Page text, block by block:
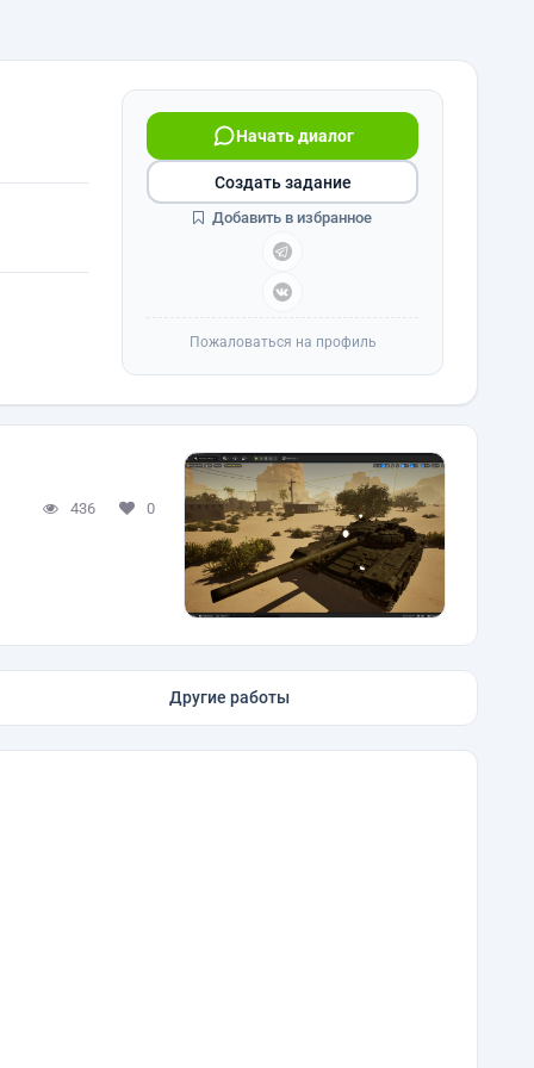
Начать диалог
Создать задание
Добавить в избранное
Пожаловаться на профиль
436 0
Другие работы